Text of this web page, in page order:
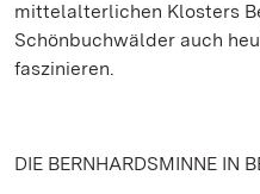
mittelalterlichen Klosters
Schönbuchwälder auch
faszinieren.
DIE BERNHARDSMINNE IN